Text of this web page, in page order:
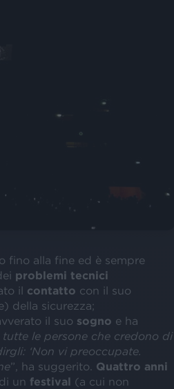
fino alla fine ed è sempre
problemi tecnici
il contatto con il suo
della sicurezza;
il suo sogno e ha
tutte le persone che credono di
‘Non vi preoccupate.
”, ha suggerito. Quattro anni
un festival (a cui non